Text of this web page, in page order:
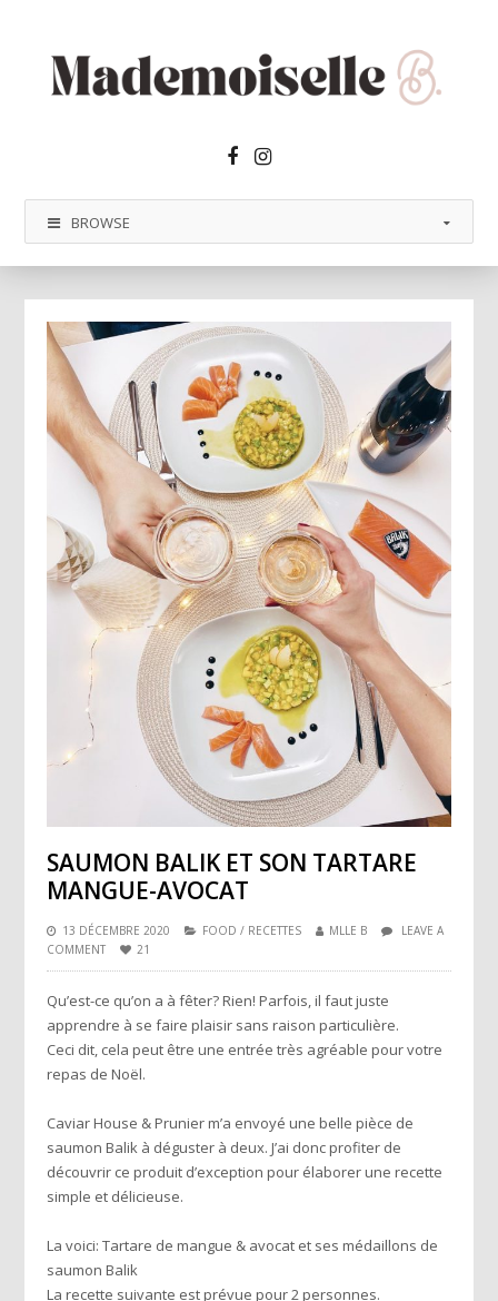
Facebook2
Instagram
BROWSE
SAUMON BALIK ET SON TARTARE
MANGUE-AVOCAT
13 DÉCEMBRE 2020 FOOD / RECETTES MLLE B
LEAVE A
COMMENT
21
Qu’est-ce qu’on a à fêter? Rien! Parfois, il faut juste
apprendre à se faire plaisir sans raison particulière.
Ceci dit, cela peut être une entrée très agréable pour votre
repas de Noël.
Caviar House & Prunierm’a envoyé une belle pièce de
saumon Balik à déguster à deux. J’ai donc profiter de
découvrir ce produit d’exception pour élaborer une recette
simple et délicieuse.
La voici: Tartare de mangue & avocat et ses médaillons de
saumon Balik
La recette suivante est prévue pour 2 personnes.